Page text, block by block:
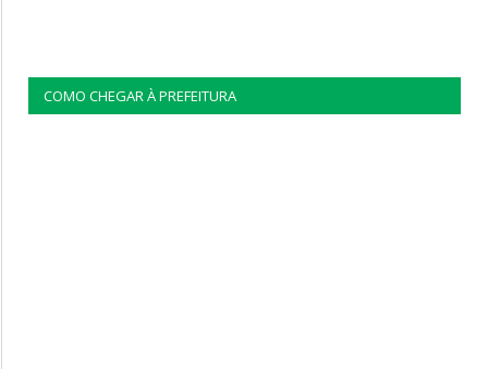
COMO CHEGAR À PREFEITURA